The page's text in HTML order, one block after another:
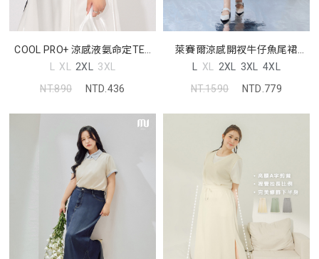
COOL PRO+ 涼感液氨命定TEE
MORE U 中大尺碼上衣
L XL 2XL 3XL
NT.890
NTD.436
萊賽爾涼感開衩牛仔魚尾裙
MORE U 中大尺碼裙子
L XL 2XL 3XL 4XL
NT.1590
NTD.779